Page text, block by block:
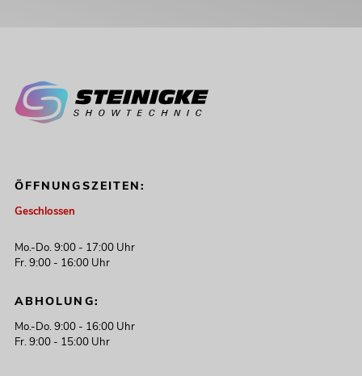
ÖFFNUNGSZEITEN:
Geschlossen
Mo.-Do. 9:00 - 17:00 Uhr
Fr. 9:00 - 16:00 Uhr
ABHOLUNG:
Mo.-Do. 9:00 - 16:00 Uhr
Fr. 9:00 - 15:00 Uhr